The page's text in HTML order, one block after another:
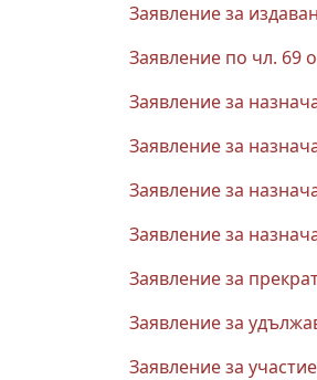
Заявление за
Заявление по чл. 69
Заявление за
Заявление за
Заявление за
Заявление за
Заявление за
Заявление за
Заявление за